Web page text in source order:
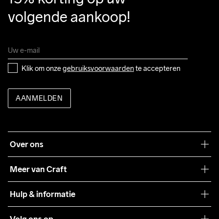
volgende aankoop!
Klik om onze gebruiksvoorwaarden te accepteren
AANMELDEN
Over ons
Meer van Craft
Teamwear
Hulp & informatie